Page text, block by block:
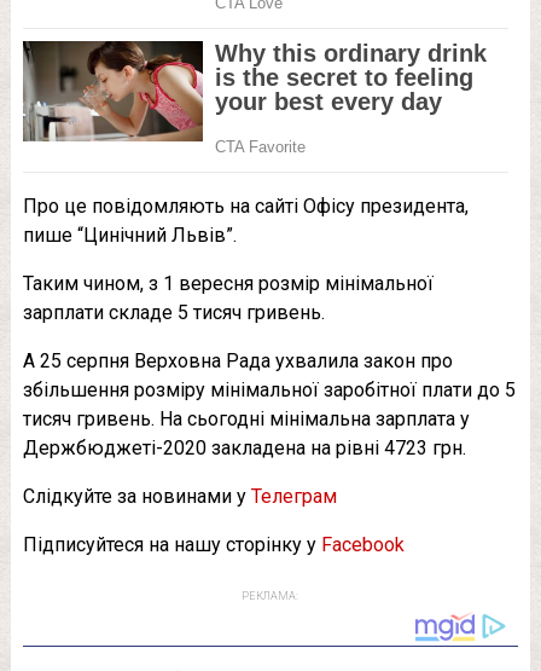
Про це повідомляють на сайті Офісу президента,
пише “Цинічний Львів”.
Таким чином, з 1 вересня розмір мінімальної
зарплати складе 5 тисяч гривень.
А 25 серпня Верховна Рада ухвалила закон про
збільшення розміру мінімальної заробітної плати до 5
тисяч гривень. На сьогодні мінімальна зарплата у
Держбюджеті-2020 закладена на рівні 4723 грн.
Слідкуйте за новинами у Телеграм
Підписуйтеся на нашу сторінку у Facebook
РЕКЛАМА: